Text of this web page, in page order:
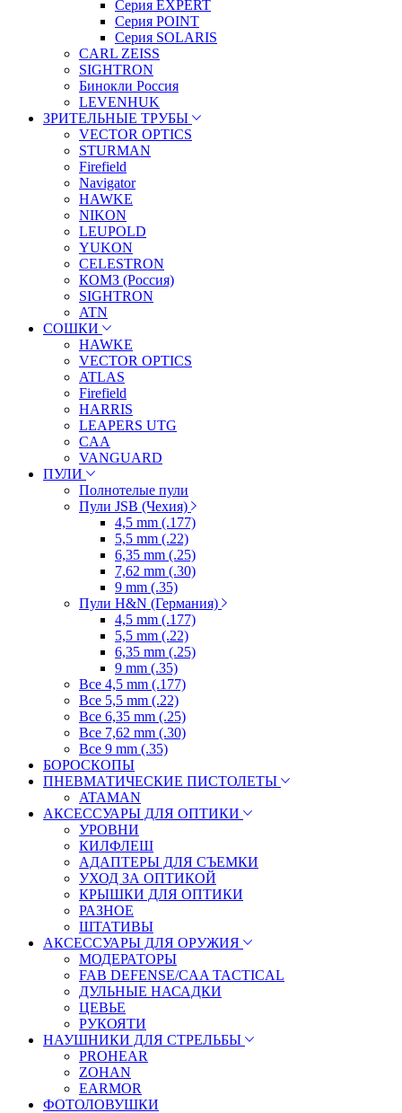
Серия EXPERT
Серия POINT
Серия SOLARIS
CARL ZEISS
SIGHTRON
Бинокли Россия
LEVENHUK
ЗРИТЕЛЬНЫЕ ТРУБЫ
VECTOR OPTICS
STURMAN
Firefield
Navigator
HAWKE
NIKON
LEUPOLD
YUKON
CELESTRON
КОМЗ (Россия)
SIGHTRON
ATN
СОШКИ
HAWKE
VECTOR OPTICS
ATLAS
Firefield
HARRIS
LEAPERS UTG
CAA
VANGUARD
ПУЛИ
Полнотелые пули
Пули JSB (Чехия)
4,5 mm (.177)
5,5 mm (.22)
6,35 mm (.25)
7,62 mm (.30)
9 mm (.35)
Пули H&N (Германия)
4,5 mm (.177)
5,5 mm (.22)
6,35 mm (.25)
9 mm (.35)
Все 4,5 mm (.177)
Все 5,5 mm (.22)
Все 6,35 mm (.25)
Все 7,62 mm (.30)
Все 9 mm (.35)
БОРОСКОПЫ
ПНЕВМАТИЧЕСКИЕ ПИСТОЛЕТЫ
ATAMAN
АКСЕССУАРЫ ДЛЯ ОПТИКИ
УРОВНИ
КИЛФЛЕШ
АДАПТЕРЫ ДЛЯ СЪЕМКИ
УХОД ЗА ОПТИКОЙ
КРЫШКИ ДЛЯ ОПТИКИ
РАЗНОЕ
ШТАТИВЫ
АКСЕССУАРЫ ДЛЯ ОРУЖИЯ
МОДЕРАТОРЫ
FAB DEFENSE/CAA TACTICAL
ДУЛЬНЫЕ НАСАДКИ
ЦЕВЬЕ
РУКОЯТИ
НАУШНИКИ ДЛЯ СТРЕЛЬБЫ
PROHEAR
ZOHAN
EARMOR
ФОТОЛОВУШКИ